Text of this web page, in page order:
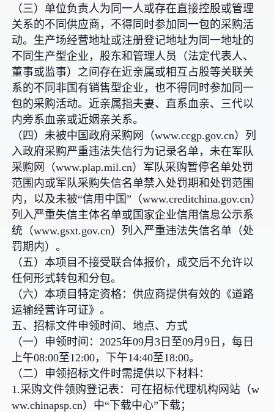
（三）单位负责人为同一人或存在直接控股或管理
关系的不同供应商，不得同时参加同一包的采购活
动。生产场经营地址或注册登记地址为同一地址的
不同生产型企业，股东和管理人员（法定代表人、
董事或监事）之间存在近亲属或相互占股等关联关
系的不同非国有销售型企业，也不得同时参加同一
包的采购活动。近亲属指夫妻、直系血亲、三代以
内旁系血亲或近姻亲关系。
（四）未被中国政府采购网（www.ccgp.gov.cn）列
入政府采购严重违法失信行为记录名单，未在军队
采购网（www.plap.mil.cn）军队采购暂停名单处罚
范围内或军队采购失信名单禁入处罚期和处罚范围
内，以及未被“信用中国”（www.creditchina.gov.cn）
列入严重失信主体名单或国家企业信用信息公示系
统（www.gsxt.gov.cn）列入严重违法失信名单（处
罚期内）。
（五）本项目不接受联合体报价，成交后不允许以
任何形式转包和分包。
（六）本项目特定资格：供应商提供有效的《道路
运输经营许可证》。
五、招标文件申领时间、地点、方式
（一）申领时间：2025年09月3日至09月9日，每日
上午08:00至12:00，下午14:40至18:00。
（二）申领招标文件时需提供以下材料：
1.采购文件领购登记表：可在招标代理机构网站（w
ww.chinapsp.cn）中“下载中心”下载；